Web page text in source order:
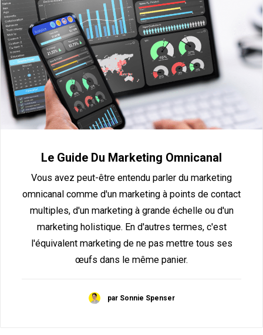
Le Guide Du Marketing Omnicanal
Vous avez peut-être entendu parler du marketing
omnicanal comme d'un marketing à points de contact
multiples, d'un marketing à grande échelle ou d'un
marketing holistique. En d'autres termes, c'est
l'équivalent marketing de ne pas mettre tous ses
œufs dans le même panier.
par Sonnie Spenser